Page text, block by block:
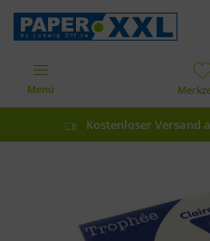
Kostenloser Versand
Menü